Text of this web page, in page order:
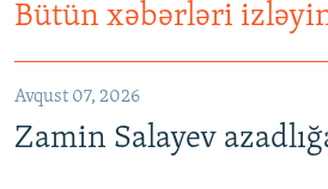
Bütün xəbərləri
Avqust 07, 2026
Zamin Salayev